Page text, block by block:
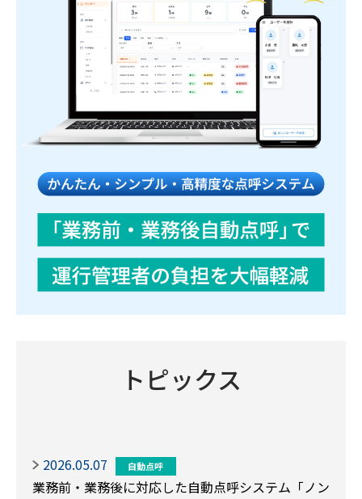
トピックス
2026.05.07 自動点呼
業務前・業務後に対応した自動点呼システム「ノン